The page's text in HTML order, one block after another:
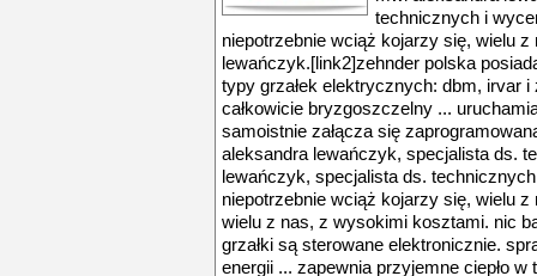
technicznych i
niepotrzebnie wciąż kojarzy się, wielu
lewańczyk.[link2]zehnder polska
typy grzałek elektrycznych: dbm, irvar i
całkowicie bryzgoszczelny ...
samoistnie załącza się
aleksandra lewańczyk, specjalista ds.
lewańczyk, specjalista ds.
niepotrzebnie wciąż kojarzy się, wielu
wielu z nas, z wysokimi kosztami. nic
grzałki są sterowane elektronicznie.
energii ... zapewnia przyjemne ciepło